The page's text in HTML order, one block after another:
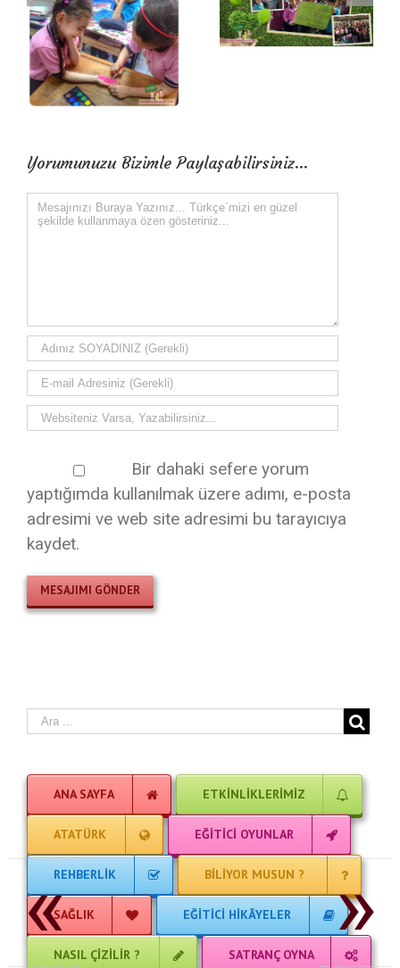
Yorumunuzu Bizimle Paylaşabilirsiniz...
Comment
Bir dahaki sefere yorum
yaptığımda kullanılmak üzere adımı, e-posta
adresimi ve web site adresimi bu tarayıcıya
ATATÜRK EĞITICI OYUNLAR
REHBERLIK BILIYOR MUSUN ?
SAĞLIK EĞITICI HIKÂYELER
NASIL ÇIZILIR ? SATRANÇ OYNA
OKUL ŞARKILARI MATHDOKU
OYUNCAK YAPALIM TEOG »
«